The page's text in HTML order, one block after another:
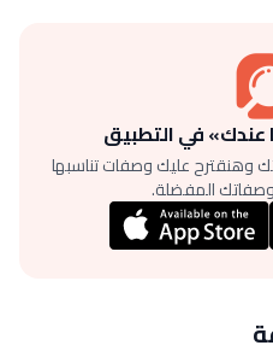
عندك» في التطبيق
وهنقترح عليك وصفات تناسبها
المفضلة.